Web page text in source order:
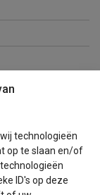
technologieën
op te slaan en/of
ID's op deze